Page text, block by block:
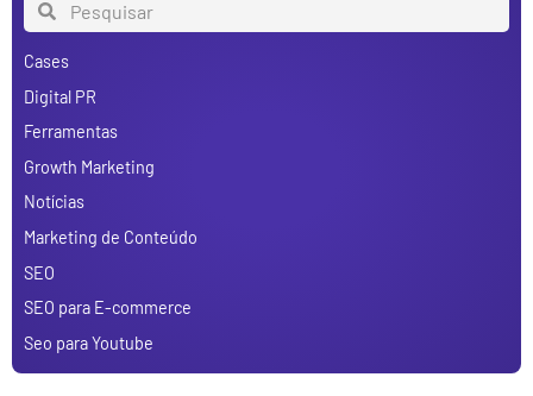
Cases
Digital PR
Ferramentas
Growth Marketing
Notícias
Marketing de Conteúdo
SEO
SEO para E-commerce
Seo para Youtube